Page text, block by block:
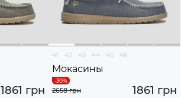
1861 грн
41 42 43 44 45 46
Мокасины
1861 грн
2658 грн